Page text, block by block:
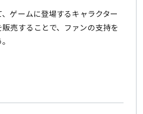
ゲームに登場するキャラクター
売することで、ファンの支持を